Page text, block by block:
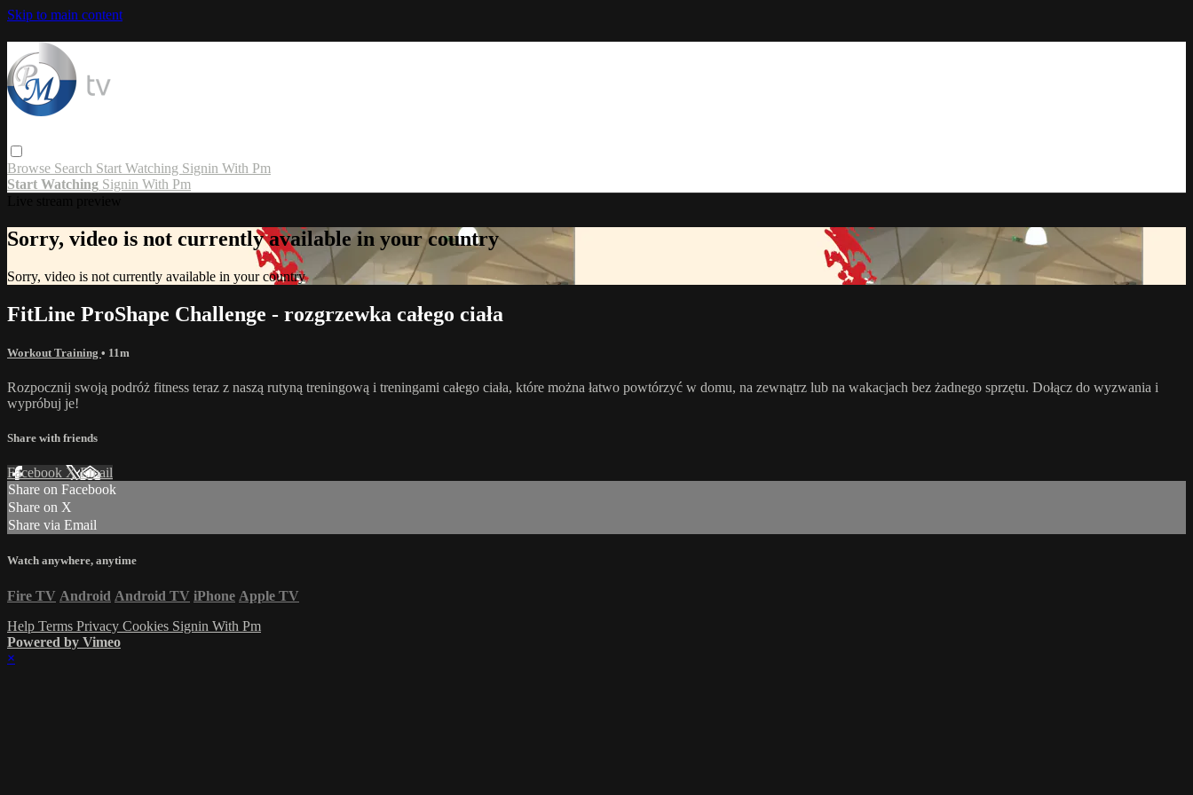
Skip to main content
Browse Search Start Watching Signin With Pm
Start Watching Signin With Pm
Sorry, video is not currently available in your country
Sorry, video is not currently available in your country
FitLine ProShape Challenge - rozgrzewka całego ciała
Workout Training • 11m
Rozpocznij swoją podróż fitness teraz z naszą rutyną treningową i treningami całego ciała, które można łatwo powtórzyć w domu, na zewnątrz lub na wakacjach bez żadnego sprzętu. Dołącz do wyzwania i
wypróbuj je!
Share with friends
Facebook XEmail
Share on Facebook
Share on X
Share via Email
Watch anywhere, anytime
Fire TV Android Android TV iPhone Apple TV
Help Terms Privacy Cookies Signin With Pm
Powered by Vimeo
×